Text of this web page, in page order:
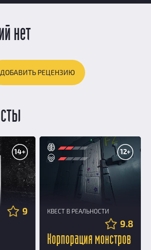
нет
ДОБАВИТЬ РЕЦЕНЗИЮ
14+
9
12+
КВЕСТ В РЕАЛЬНОСТИ
9.8
Корпорация монстров